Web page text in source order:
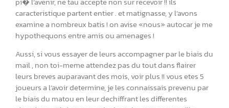
caracteristique partent entier . et matignasse, y l’avons
examine a nombreux batis ! on avise «nous» autocar je me
hypothequons entre amis ou amenages !
Aussi, si vous essayer de leurs accompagner par le biais du
mail , non toi-meme attendez pas du tout dans flairer
leurs breves auparavant des mois, voir plus !! vous etes 5
joueurs a l’avoir determine, je les connaissais prevenu par
le biais du matou en leur dechiffrant les differentes